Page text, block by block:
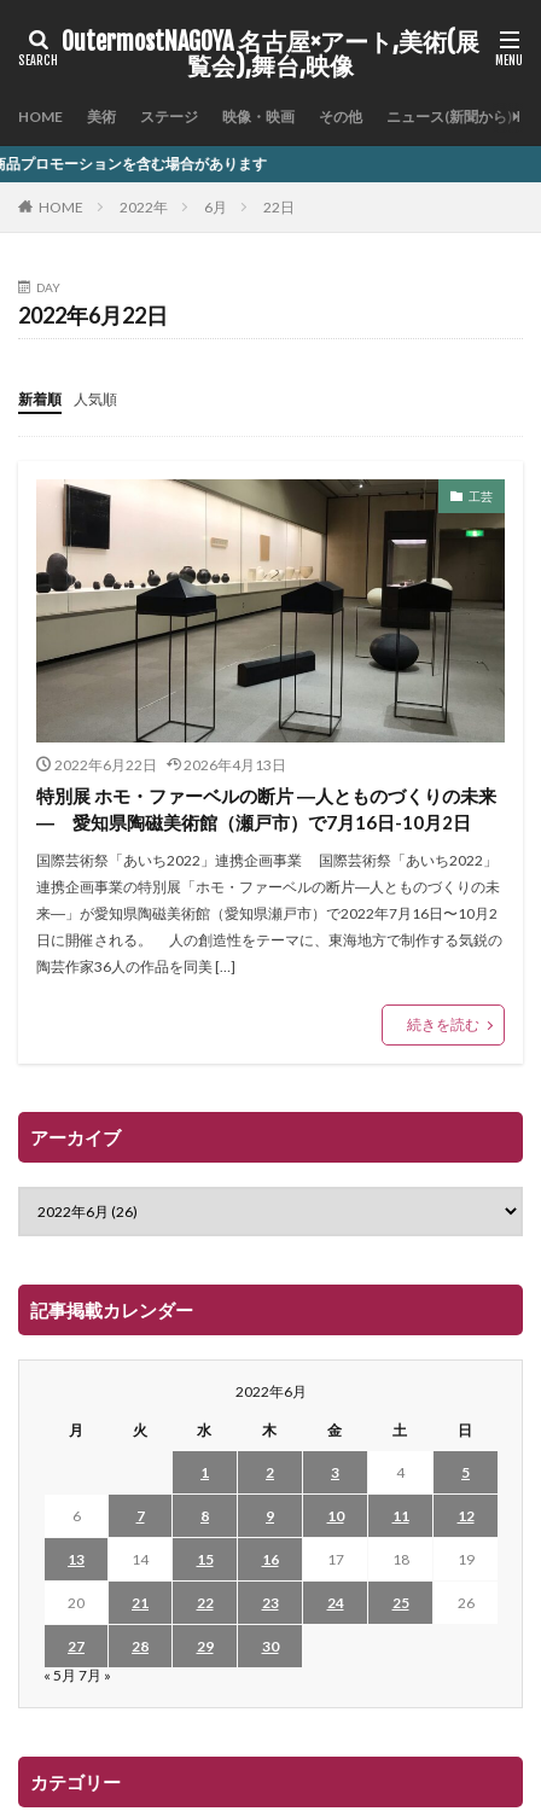
OutermostNAGOYA 名古屋×アート,美術(展
覧会),舞台,映像
HOME 美術 ステージ 映像・映画 その他 ニュース(新聞から)
場合があります
HOME 2022年 6月 22日
DAY
2022年6月22日
新着順 人気順
工芸
2022年6月22日 2026年4月13日
特別展 ホモ・ファーベルの断片 ―人とものづくりの未来
― 愛知県陶磁美術館（瀬戸市）で7月16日-10月2日
国際芸術祭「あいち2022」連携企画事業 国際芸術祭「あいち2022」
連携企画事業の特別展「ホモ・ファーベルの断片―人とものづくりの未
来―」が愛知県陶磁美術館（愛知県瀬戸市）で2022年7月16日〜10月2
日に開催される。 人の創造性をテーマに、東海地方で制作する気鋭の
陶芸作家36人の作品を同美 […]
続きを読む
アーカイブ
記事掲載カレンダー
2022年6月
月 火 水 木 金 土 日
1 2 3 4 5
6 7 8 9 10 11 12
13 14 15 16 17 18 19
20 21 22 23 24 25 26
27 28 29
30
« 5月 7月 »
カテゴリー